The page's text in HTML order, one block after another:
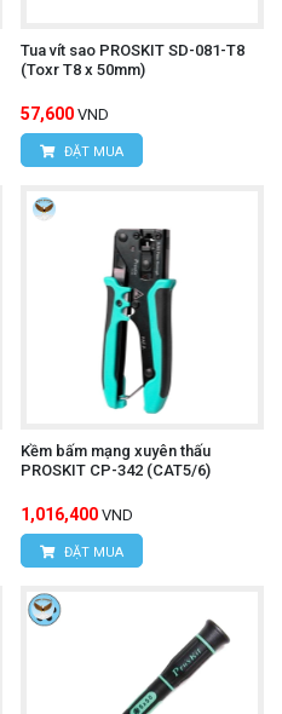
Tua vít sao PROSKIT SD-081-T8
(Toxr T8 x 50mm)
57,600 VND
ĐẶT MUA
Kềm bấm mạng xuyên thấu
PROSKIT CP-342 (CAT5/6)
1,016,400 VND
ĐẶT MUA